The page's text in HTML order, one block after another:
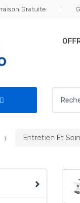
Gratuite
for:
Entretien Et